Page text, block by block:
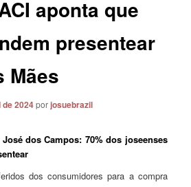
aponta que
presentear
Mães
de 2024porjosuebrazil
dos Campos: 70% dos joseenses
dos consumidores para a compra